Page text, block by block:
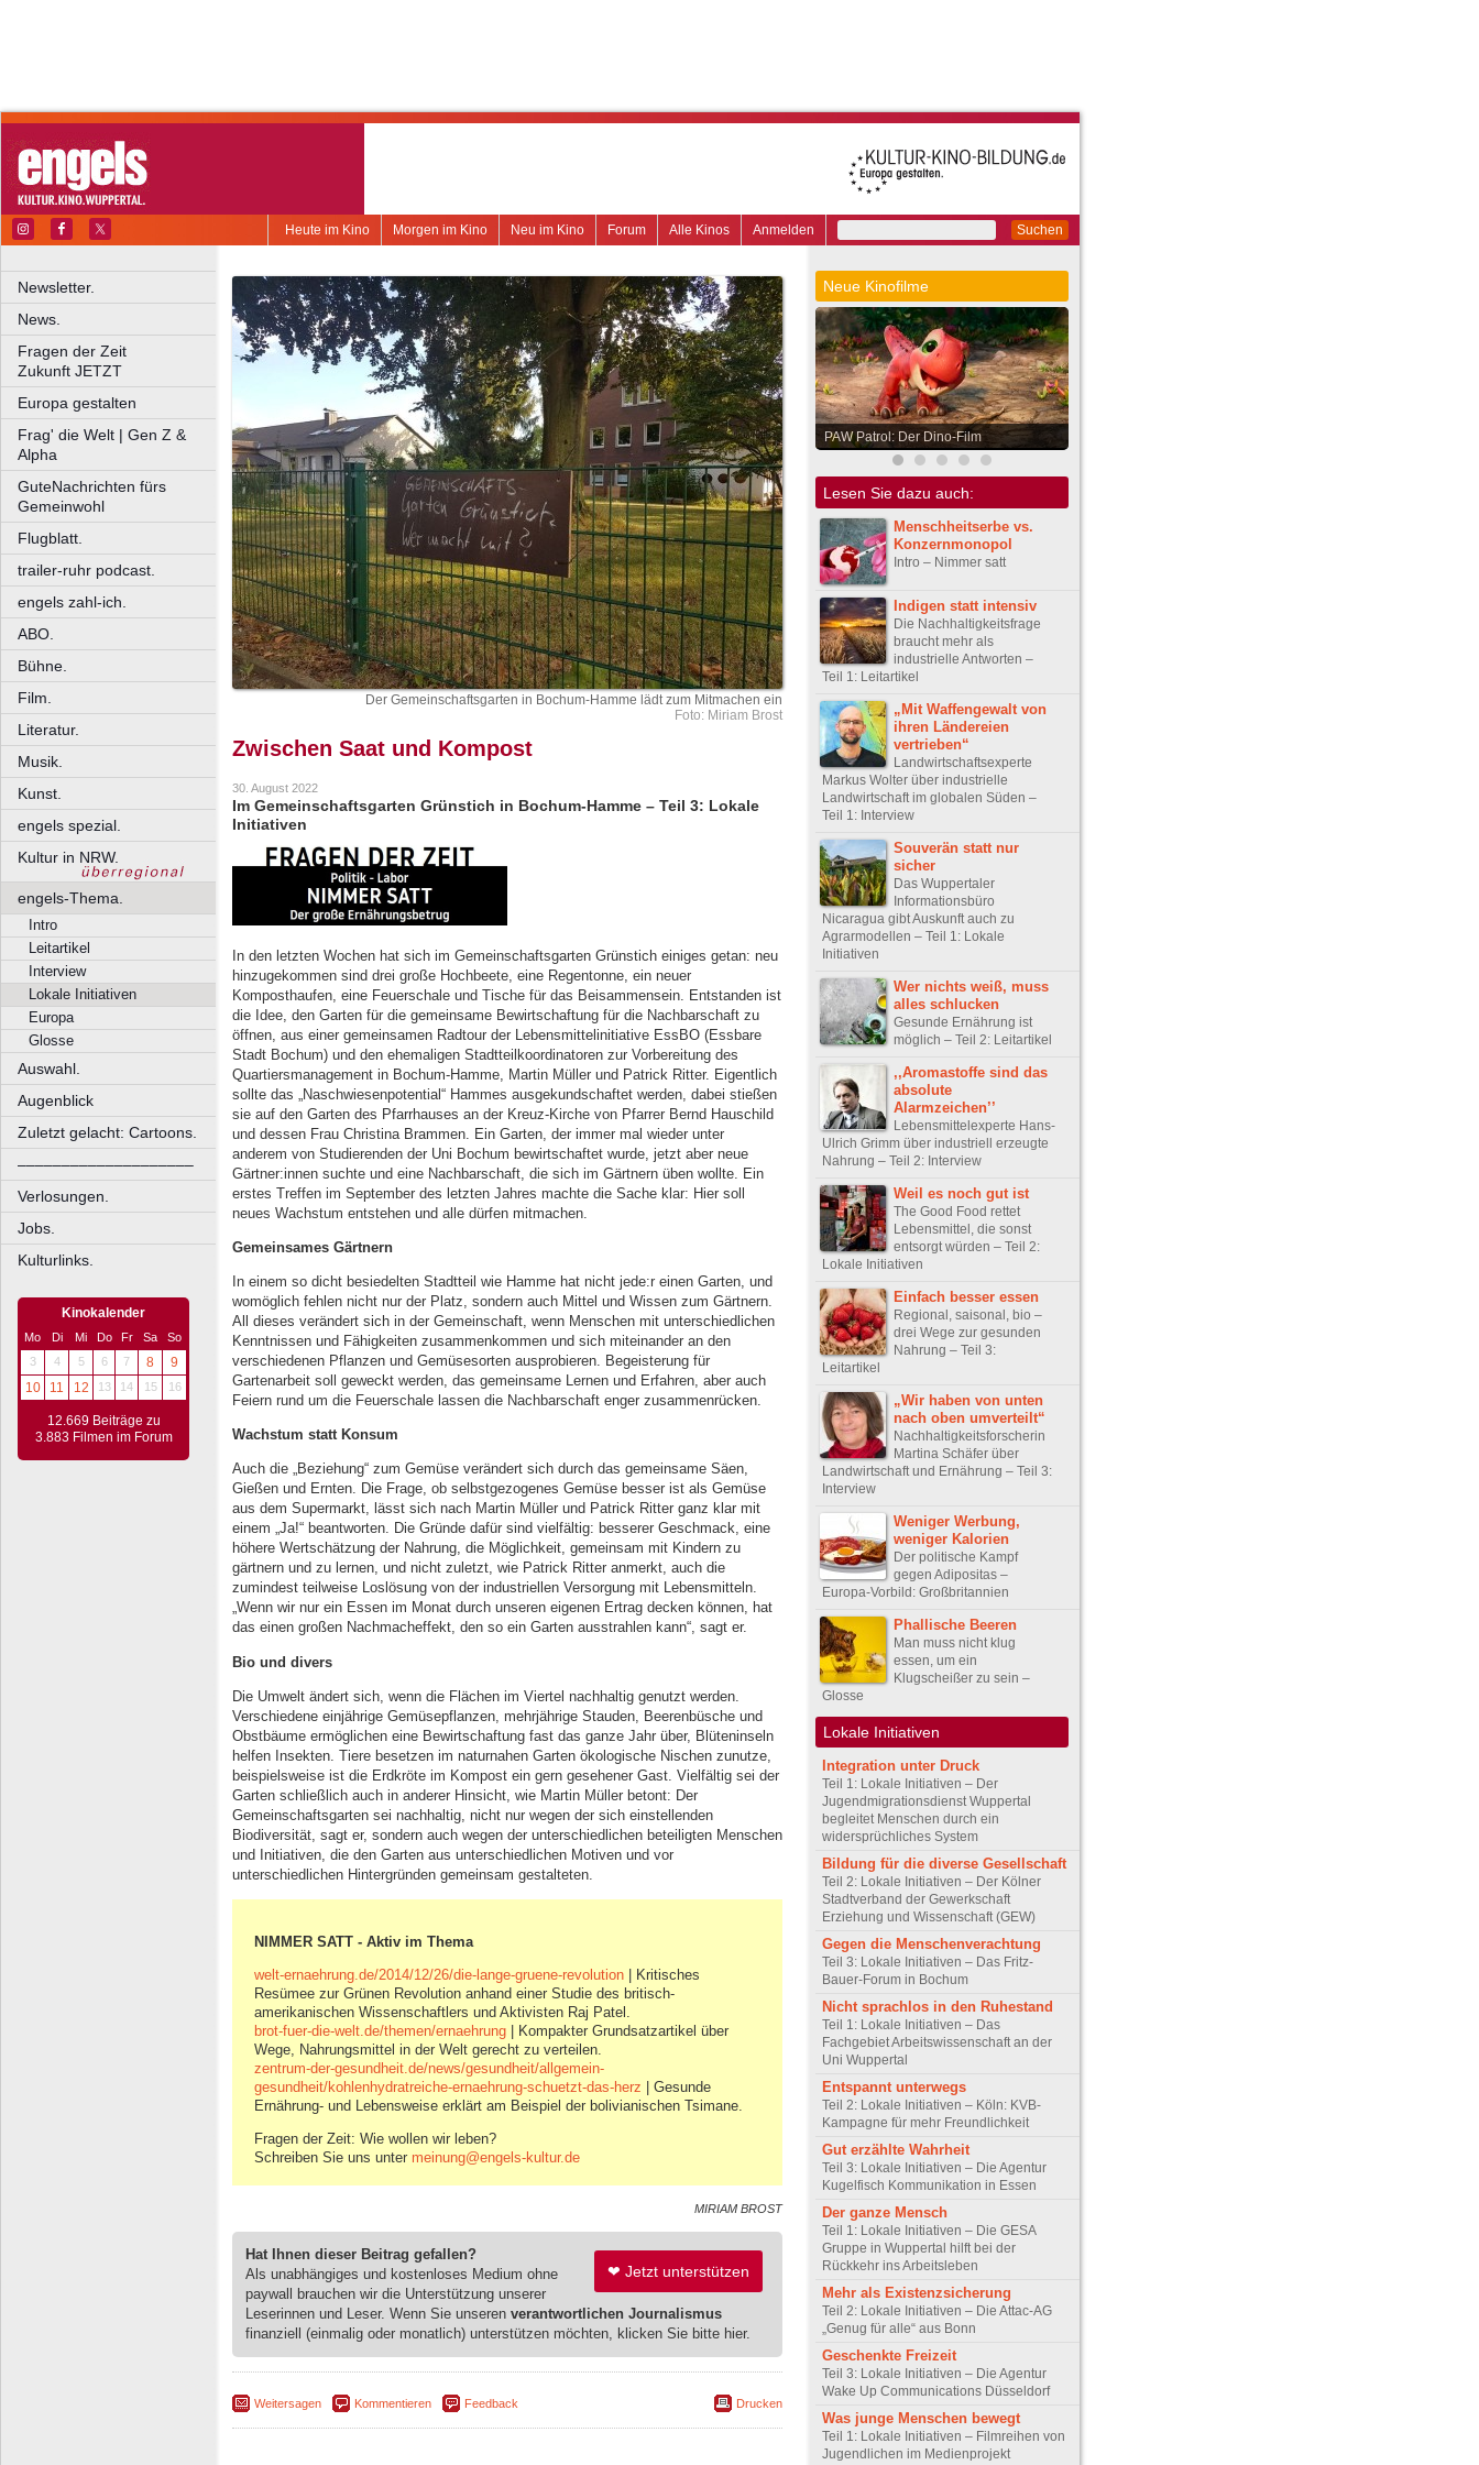
Suchen
Anmelden
Alle Kinos
Forum
Neu im Kino
Morgen im Kino
Heute im Kino
Newsletter.
News.
Fragen der Zeit
Zukunft JETZT
Europa gestalten
Frag' die Welt | Gen Z &
Alpha
GuteNachrichten fürs
Gemeinwohl
Flugblatt.
trailer-ruhr podcast.
engels zahl-ich.
ABO.
Bühne.
Film.
Literatur.
Musik.
Kunst.
engels spezial.
Kultur in NRW.
engels-Thema.
Intro
Leitartikel
Interview
Lokale Initiativen
Europa
Glosse
Auswahl.
Augenblick
Zuletzt gelacht: Cartoons.
––––––––––––––––––––
Verlosungen.
Jobs.
Kulturlinks.
Kinokalender
Mo Di Mi Do Fr Sa
So
3
4 5 6 7 8
9
10
11 12 13 14 15 16
12.669 Beiträge zu
3.883 Filmen im Forum
Der Gemeinschaftsgarten in Bochum-Hamme lädt zum Mitmachen ein
Foto: Miriam Brost
Zwischen Saat und Kompost
30. August 2022
Im Gemeinschaftsgarten Grünstich in Bochum-Hamme – Teil 3: Lokale
Initiativen
In den letzten Wochen hat sich im Gemeinschaftsgarten Grünstich einiges getan: neu
hinzugekommen sind drei große Hochbeete, eine Regentonne, ein neuer
Komposthaufen, eine Feuerschale und Tische für das Beisammensein. Entstanden ist
die Idee, den Garten für die gemeinsame Bewirtschaftung für die Nachbarschaft zu
öffnen, aus einer gemeinsamen Radtour der Lebensmittelinitiative EssBO (Essbare
Stadt Bochum) und den ehemaligen Stadtteilkoordinatoren zur Vorbereitung des
Quartiersmanagement in Bochum-Hamme, Martin Müller und Patrick Ritter. Eigentlich
sollte das „Naschwiesenpotential“ Hammes ausgekundschaftet werden, dabei stießen
sie auf den Garten des Pfarrhauses an der Kreuz-Kirche von Pfarrer Bernd Hauschild
und dessen Frau Christina Brammen. Ein Garten, der immer mal wieder unter
anderem von Studierenden der Uni Bochum bewirtschaftet wurde, jetzt aber neue
Gärtner:innen suchte und eine Nachbarschaft, die sich im Gärtnern üben wollte. Ein
erstes Treffen im September des letzten Jahres machte die Sache klar: Hier soll
neues Wachstum entstehen und alle dürfen mitmachen.
Gemeinsames Gärtnern
In einem so dicht besiedelten Stadtteil wie Hamme hat nicht jede:r einen Garten, und
womöglich fehlen nicht nur der Platz, sondern auch Mittel und Wissen zum Gärtnern.
All dieses verändert sich in der Gemeinschaft, wenn Menschen mit unterschiedlichen
Kenntnissen und Fähigkeiten zusammenkommen und sich miteinander an den
verschiedenen Pflanzen und Gemüsesorten ausprobieren. Begeisterung für
Gartenarbeit soll geweckt werden, das gemeinsame Lernen und Erfahren, aber auch
Feiern rund um die Feuerschale lassen die Nachbarschaft enger zusammenrücken.
Wachstum statt Konsum
Auch die „Beziehung“ zum Gemüse verändert sich durch das gemeinsame Säen,
Gießen und Ernten. Die Frage, ob selbstgezogenes Gemüse besser ist als Gemüse
aus dem Supermarkt, lässt sich nach Martin Müller und Patrick Ritter ganz klar mit
einem „Ja!“ beantworten. Die Gründe dafür sind vielfältig: besserer Geschmack, eine
höhere Wertschätzung der Nahrung, die Möglichkeit, gemeinsam mit Kindern zu
gärtnern und zu lernen, und nicht zuletzt, wie Patrick Ritter anmerkt, auch die
zumindest teilweise Loslösung von der industriellen Versorgung mit Lebensmitteln.
„Wenn wir nur ein Essen im Monat durch unseren eigenen Ertrag decken können, hat
das einen großen Nachmacheffekt, den so ein Garten ausstrahlen kann“, sagt er.
Bio und divers
Die Umwelt ändert sich, wenn die Flächen im Viertel nachhaltig genutzt werden.
Verschiedene einjährige Gemüsepflanzen, mehrjährige Stauden, Beerenbüsche und
Obstbäume ermöglichen eine Bewirtschaftung fast das ganze Jahr über, Blüteninseln
helfen Insekten. Tiere besetzen im naturnahen Garten ökologische Nischen zunutze,
beispielsweise ist die Erdkröte im Kompost ein gern gesehener Gast. Vielfältig sei der
Garten schließlich auch in anderer Hinsicht, wie Martin Müller betont: Der
Gemeinschaftsgarten sei nachhaltig, nicht nur wegen der sich einstellenden
Biodiversität, sagt er, sondern auch wegen der unterschiedlichen beteiligten Menschen
und Initiativen, die den Garten aus unterschiedlichen Motiven und vor
unterschiedlichen Hintergründen gemeinsam gestalteten.
NIMMER SATT - Aktiv im Thema
welt-ernaehrung.de/2014/12/26/die-lange-gruene-revolution | Kritisches
Resümee zur Grünen Revolution anhand einer Studie des britisch-
amerikanischen Wissenschaftlers und Aktivisten Raj Patel.
brot-fuer-die-welt.de/themen/ernaehrung | Kompakter Grundsatzartikel über
Wege, Nahrungsmittel in der Welt gerecht zu verteilen.
zentrum-der-gesundheit.de/news/gesundheit/allgemein-
gesundheit/kohlenhydratreiche-ernaehrung-schuetzt-das-herz | Gesunde
Ernährung- und Lebensweise erklärt am Beispiel der bolivianischen Tsimane.
Fragen der Zeit: Wie wollen wir leben?
Schreiben Sie uns unter meinung@engels-kultur.de
MIRIAM BROST
❤ Jetzt unterstützen
Hat Ihnen dieser Beitrag gefallen?
Als unabhängiges und kostenloses Medium ohne
paywall brauchen wir die Unterstützung unserer
Leserinnen und Leser. Wenn Sie unseren verantwortlichen Journalismus
finanziell (einmalig oder monatlich) unterstützen möchten, klicken Sie bitte hier.
Weitersagen Kommentieren Feedback Drucken
Neue Kinofilme
PAW Patrol: Der Dino-Film
Lesen Sie dazu auch:
Menschheitserbe vs.
Konzernmonopol
Intro – Nimmer satt
Indigen statt intensiv
Die Nachhaltigkeitsfrage
braucht mehr als
industrielle Antworten –
Teil 1: Leitartikel
„Mit Waffengewalt von
ihren Ländereien
vertrieben“
Landwirtschaftsexperte
Markus Wolter über industrielle
Landwirtschaft im globalen Süden –
Teil 1: Interview
Souverän statt nur
sicher
Das Wuppertaler
Informationsbüro
Nicaragua gibt Auskunft auch zu
Agrarmodellen – Teil 1: Lokale
Initiativen
Wer nichts weiß, muss
alles schlucken
Gesunde Ernährung ist
möglich – Teil 2: Leitartikel
,,Aromastoffe sind das
absolute
Alarmzeichen’’
Lebensmittelexperte Hans-
Ulrich Grimm über industriell erzeugte
Nahrung – Teil 2: Interview
Weil es noch gut ist
The Good Food rettet
Lebensmittel, die sonst
entsorgt würden – Teil 2:
Lokale Initiativen
Einfach besser essen
Regional, saisonal, bio –
drei Wege zur gesunden
Nahrung – Teil 3:
Leitartikel
„Wir haben von unten
nach oben umverteilt“
Nachhaltigkeitsforscherin
Martina Schäfer über
Landwirtschaft und Ernährung – Teil 3:
Interview
Weniger Werbung,
weniger Kalorien
Der politische Kampf
gegen Adipositas –
Europa-Vorbild: Großbritannien
Phallische Beeren
Man muss nicht klug
essen, um ein
Klugscheißer zu sein –
Glosse
Lokale Initiativen
Integration unter Druck
Teil 1: Lokale Initiativen – Der
Jugendmigrationsdienst Wuppertal
begleitet Menschen durch ein
widersprüchliches System
Bildung für die diverse Gesellschaft
Teil 2: Lokale Initiativen – Der Kölner
Stadtverband der Gewerkschaft
Erziehung und Wissenschaft (GEW)
Gegen die Menschenverachtung
Teil 3: Lokale Initiativen – Das Fritz-
Bauer-Forum in Bochum
Nicht sprachlos in den Ruhestand
Teil 1: Lokale Initiativen – Das
Fachgebiet Arbeitswissenschaft an der
Uni Wuppertal
Entspannt unterwegs
Teil 2: Lokale Initiativen – Köln: KVB-
Kampagne für mehr Freundlichkeit
Gut erzählte Wahrheit
Teil 3: Lokale Initiativen – Die Agentur
Kugelfisch Kommunikation in Essen
Der ganze Mensch
Teil 1: Lokale Initiativen – Die GESA
Gruppe in Wuppertal hilft bei der
Rückkehr ins Arbeitsleben
Mehr als Existenzsicherung
Teil 2: Lokale Initiativen – Die Attac-AG
„Genug für alle“ aus Bonn
Geschenkte Freizeit
Teil 3: Lokale Initiativen – Die Agentur
Wake Up Communications Düsseldorf
Was junge Menschen bewegt
Teil 1: Lokale Initiativen – Filmreihen von
Jugendlichen im Medienprojekt